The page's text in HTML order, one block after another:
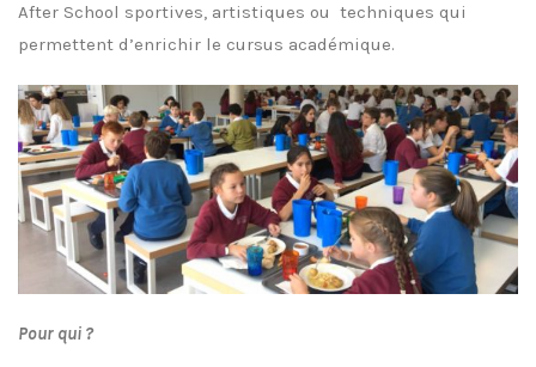
After School sportives, artistiques ou techniques qui
permettent d’enrichir le cursus académique.
Pour qui ?